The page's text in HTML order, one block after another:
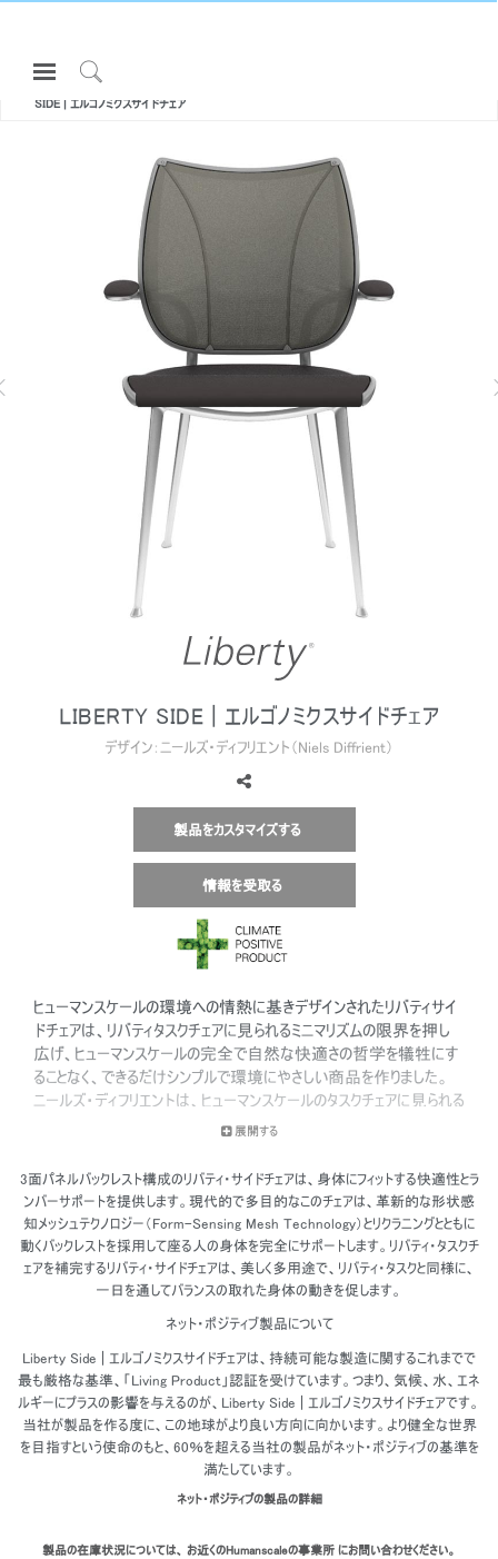
Open
Menuto
エルゴノミクス
当社について
お問い合わせ先
Partners
ショールームを探す
地域を変更
OpensOpens
Blog
TREA | オフィスチェア・シェルチェア
DIFFRIENT OCCASIONAL | オフィ
ススタッキングチェア
All エルゴノミクスチェア・スツール
SIDE | エルゴノミクスサイドチェア
LIBERTY SIDE | エルゴノミクスサイドチェア
デザイン：ニールズ・ディフリエント（Niels Diffrient）
製品をカスタマイズする
情報を受取る
ヒューマンスケールの環境への情熱に基きデザインされたリバティサイ
ドチェアは、リバティタスクチェアに見られるミニマリズムの限界を押し
広げ、ヒューマンスケールの完全で自然な快適さの哲学を犠牲にす
ることなく、できるだけシンプルで環境にやさしい商品を作りました。
ニールズ・ディフリエントは、ヒューマンスケールのタスクチェアに見られる
のと同じ快適さを追求し、軽量でリサイクル可能な長持ちする素材
展開する
3面パネルバックレスト構成のリバティ・サイドチェアは、身体にフィットする快適性とラ
ンバーサポートを提供します。現代的で多目的なこのチェアは、革新的な形状感
知メッシュテクノロジー（Form-Sensing Mesh Technology）とリクラニングとともに
動くバックレストを採用して座る人の身体を完全にサポートします。リバティ・タスクチ
ェアを補完するリバティ・サイドチェアは、美しく多用途で、リバティ・タスクと同様に、
一日を通してバランスの取れた身体の動きを促します。
ネット・ポジティブ製品について
Liberty Side | エルゴノミクスサイドチェアは、持続可能な製造に関するこれまでで
最も厳格な基準、「Living Product」認証を受けています。つまり、気候、水、エネ
ルギーにプラスの影響を与えるのが、Liberty Side | エルゴノミクスサイドチェアです。
当社が製品を作る度に、この地球がより良い方向に向かいます。より健全な世界
を目指すという使命のもと、60％を超える当社の製品がネット・ポジティブの基準を
満たしています。
ネット・ポジティブの製品の詳細
製品の在庫状況については、 お近くのHumanscaleの事業所 にお問い合わせください。